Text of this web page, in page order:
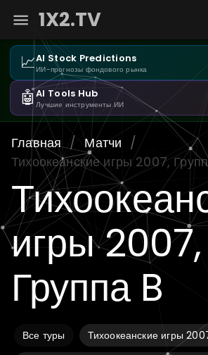
1X2.TV
📈AI Stock Predictions
ИИ-прогнозы фондового рынка
🤖AI Tools Hub
Лучшие инструменты ИИ
Главная / Матчи /
Тихоокеанские игры 2007,
игры 2007,
Группа B
Все туры
Тихоокеанские игры